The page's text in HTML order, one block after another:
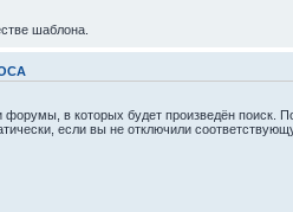
шаблона.
в которых будет произведён поиск.
если вы не отключили